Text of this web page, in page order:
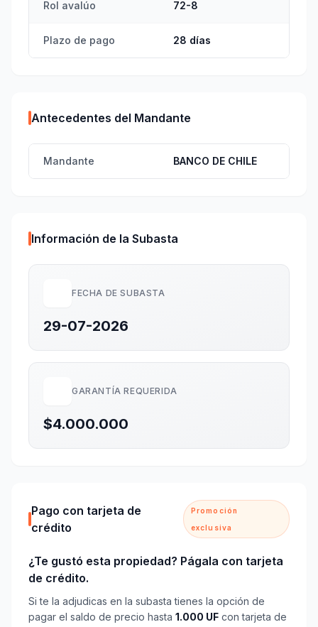
Rol avalúo 72-8
Plazo de pago 28 días
Antecedentes del Mandante
Mandante BANCO DE CHILE
Información de la Subasta
FECHA DE SUBASTA
29-07-2026
GARANTÍA REQUERIDA
$4.000.000
Pago con tarjeta de
crédito
Promoción
exclusiva
¿Te gustó esta propiedad? Págala con tarjeta
de crédito.
Si te la adjudicas en la subasta tienes la opción de
pagar el saldo de precio hasta 1.000 UF con tarjeta de